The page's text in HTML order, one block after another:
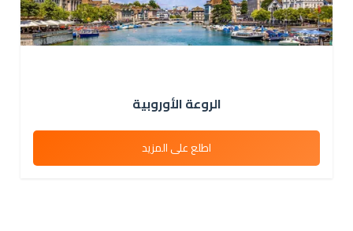
الروعة الأوروبية
اطلع على المزيد